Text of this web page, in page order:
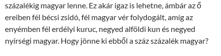
százalékig magyar lenne. Ez akár igaz is lehetne, ámbár az ő
ereiben fél bécsi zsidó, fél magyar vér folydogált, amíg az
enyémben fél erdélyi kuruc, negyed alföldi kun és negyed
nyírségi magyar. Hogy jönne ki ebből a száz százalék magyar?